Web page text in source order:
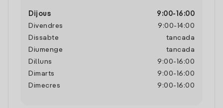
Dijous 9:00- 16:00
Divendres
9:00- 14:00
Dissabte
tancada
Diumenge
tancada
Dilluns
9:00- 16:00
Dimarts
9:00- 16:00
Dimecres
9:00- 16:00